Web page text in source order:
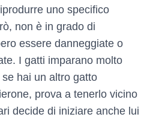
uno specifico
non è in grado di
essere danneggiate o
I gatti imparano molto
hai un altro gatto
prova a tenerlo vicino
decide di iniziare anche lui